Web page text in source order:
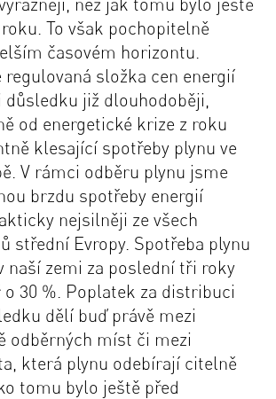
To však pochopitelně
časovém horizontu.
regulovaná složka cen energií
důsledku již dlouhodoběji,
od energetické krize z roku
klesající spotřeby plynu ve
V rámci odběru plynu jsme
brzdu spotřeby energií
nejsilněji ze všech
střední Evropy. Spotřeba plynu
naší zemi za poslední tři roky
30 %. Poplatek za distribuci
dělí buď právě mezi
odběrných míst či mezi
která plynu odebírají citelně
tomu bylo ještě před